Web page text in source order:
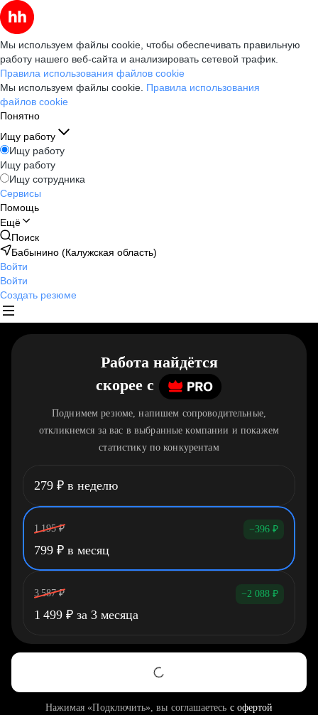
Мы используем файлы cookie, чтобы обеспечивать правильную
работу нашего веб-сайта и анализировать сетевой трафик.
Правила использования файлов cookie
Мы используем файлы cookie. Правила использования
файлов cookie
Понятно
Ищу работу
Ищу работу
Ищу работу
Ищу сотрудника
Сервисы
Помощь
Ещё
Поиск
Бабынино (Калужская область)
Войти
Войти
Создать резюме
Работа найдётся
скорее c
Поднимем резюме, напишем сопроводительные,
откликнемся за вас в выбранные компании и покажем
статистику по конкурентам
279 ₽ в неделю
1 195 ₽ −396 ₽
799 ₽ в месяц
3 587 ₽ −2 088 ₽
1 499 ₽ за 3 месяца
Нажимая «Подключить», вы соглашаетесь с офертой